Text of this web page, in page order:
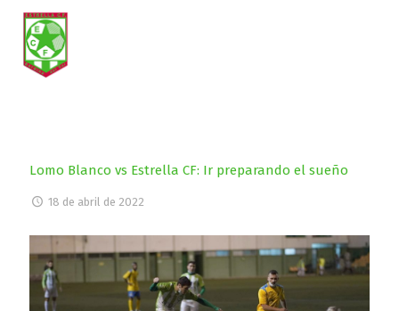
Lomo Blanco vs Estrella CF: Ir preparando el sueño
18 de abril de 2022